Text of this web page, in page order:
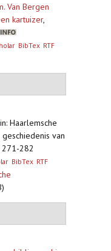
Van Bergen
kartuizer,
BibTex RTF
in: Haarlemsche
van
271-282
BibTex RTF